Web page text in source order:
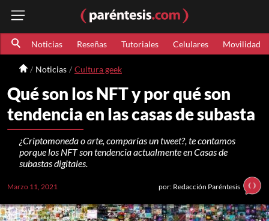
Noticias Reseñas Tutoriales Celulares Movilidad
Noticias Cultura geek
Qué son los NFT y por qué son
tendencia en las casas de subasta
¿Criptomoneda o arte, comparías un tweet?, te contamos
porque los NFT son tendencia actualmente en Casas de
subastas digitales.
Marzo 11, 2021 por: Redacción Paréntesis